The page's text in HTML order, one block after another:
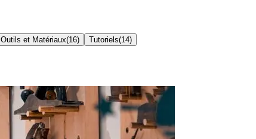
Outils et Matériaux(16) Tutoriels(14)